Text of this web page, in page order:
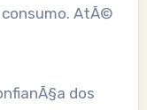
AtÃ©
dos